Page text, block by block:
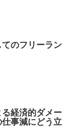
のフリーラン
経済的ダメー
事減にどう立